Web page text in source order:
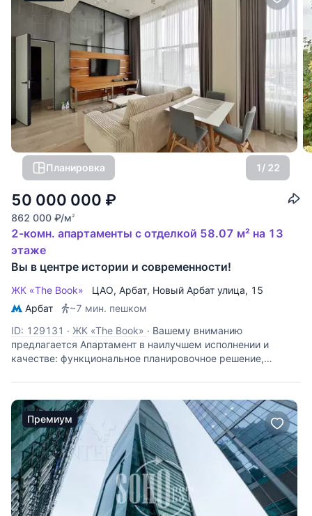
Планировка 1/ 22
50 000 000 ₽
862 000 ₽/м2
2-комн. апартаменты с отделкой 58.07 м² на 13
этаже
Вы в центре истории и современности!
ЖК «The Book» ЦАО, Арбат, Новый Арбат улица, 15
Арбат
~7 мин. пешком
ID: 129131 · ЖК «The Book» · Вашему вниманию
предлагается Апартамент в наилучшем исполнении и
качестве: функциональное планировочное решение,
апартаментах, просыпаться вместе с
Премиум